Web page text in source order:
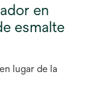
en
esmalte
lugar de la